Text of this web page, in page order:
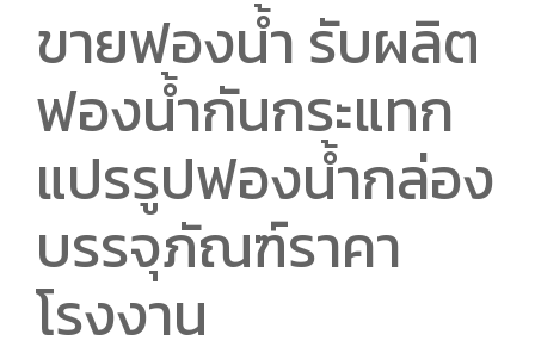
ขายฟองน้ำ รับผลิต
ฟองน้ำกันกระแทก
แปรรูปฟองน้ำกล่อง
บรรจุภัณฑ์ราคา
โรงงาน